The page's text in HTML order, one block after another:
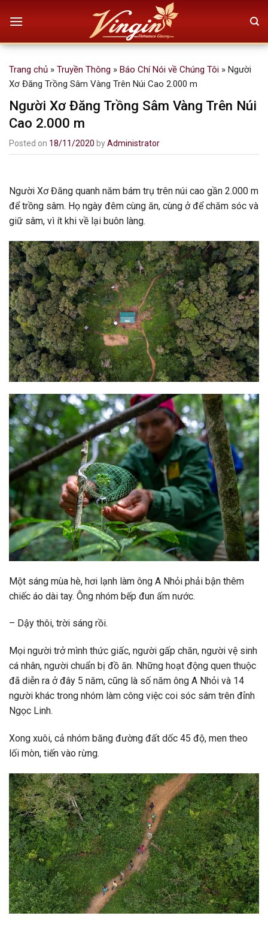
Trang chủ » Truyền Thông » Báo Chí Nói về Chúng Tôi » Người
Xơ Đăng Trồng Sâm Vàng Trên Núi Cao 2.000 m
Người Xơ Đăng Trồng Sâm Vàng Trên Núi
Cao 2.000 m
Posted on 18/11/2020 byAdministrator
Người Xơ Đăng quanh năm bám trụ trên núi cao gần 2.000 m
để trồng sâm. Họ ngày đêm cùng ăn, cùng ở để chăm sóc và
giữ sâm, vì ít khi về lại buôn làng.
Một sáng mùa hè, hơi lạnh làm ông A Nhỏi phải bận thêm
chiếc áo dài tay. Ông nhóm bếp đun ấm nước.
– Dậy thôi, trời sáng rồi.
Mọi người trở mình thức giấc, người gấp chăn, người vệ sinh
cá nhân, người chuẩn bị đồ ăn. Những hoạt động quen thuộc
đã diễn ra ở đây 5 năm, cũng là số năm ông A Nhỏi và 14
người khác trong nhóm làm công việc coi sóc sâm trên đỉnh
Ngọc Linh.
Xong xuôi, cả nhóm băng đường đất dốc 45 độ, men theo
lối mòn, tiến vào rừng.